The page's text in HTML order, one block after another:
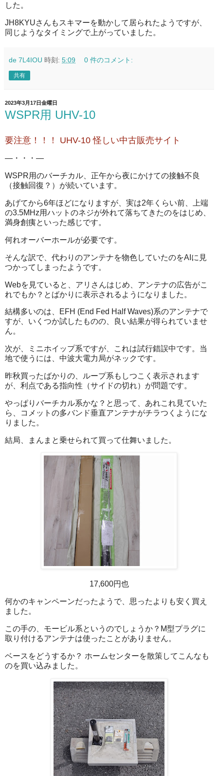
した。
JH8KYUさんもスキマーを動かして居られたようですが、
同じようなタイミングで上がっていました。
de 7L4IOU 時刻: 5:09 0 件のコメント:
共有
2023年3月17日金曜日
WSPR用 UHV-10
要注意！！！ UHV-10 怪しい中古販売サイト
―・・・―
WSPR用のバーチカル、正午から夜にかけての接触不良
（接触回復？）が続いています。
あげてから6年ほどになりますが、実は2年くらい前、上端
の3.5MHz用ハットのネジが外れて落ちてきたのをはじめ、
満身創痍といった感じです。
何れオーバーホールが必要です。
そんな訳で、代わりのアンテナを物色していたのをAIに見
つかってしまったようです。
Webを見ていると、アリさんはじめ、アンテナの広告がこ
れでもか？とばかりに表示されるようになりました。
結構多いのは、EFH (End Fed Half Waves)系のアンテナで
すが、いくつか試したものの、良い結果が得られていませ
ん。
次が、ミニホイップ系ですが、これは試行錯誤中です。当
地で使うには、中波大電力局がネックです。
昨秋買ったばかりの、ループ系もしつこく表示されます
が、利点である指向性（サイドの切れ）が問題です。
やっぱりバーチカル系かな？と思って、あれこれ見ていた
ら、コメットの多バンド垂直アンテナがチラつくようにな
りました。
結局、まんまと乗せられて買って仕舞いました。
17,600円也
何かのキャンペーンだったようで、思ったよりも安く買え
ました。
この手の、モービル系というのでしょうか？M型プラグに
取り付けるアンテナは使ったことがありません。
ベースをどうするか？ ホームセンターを散策してこんなも
のを買い込みました。